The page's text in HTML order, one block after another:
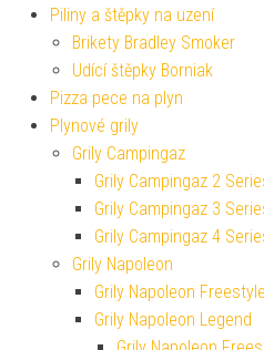
Piliny a štěpky na uzení
Brikety Bradley Smoker
Udící štěpky Borniak
Pizza pece na plyn
Plynové grily
Grily Campingaz
Grily Campingaz 2
Grily Campingaz 3
Grily Campingaz 4
Grily Napoleon
Grily Napoleon Freestyle
Grily Napoleon Legend